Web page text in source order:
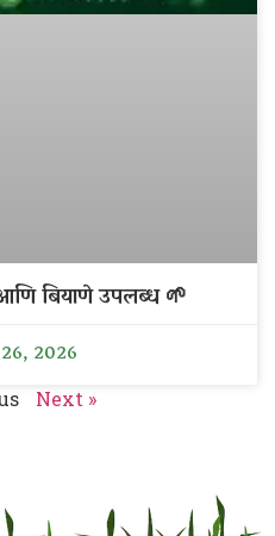
आणि बियाणे उपलब्ध 🌱
2026
Next »